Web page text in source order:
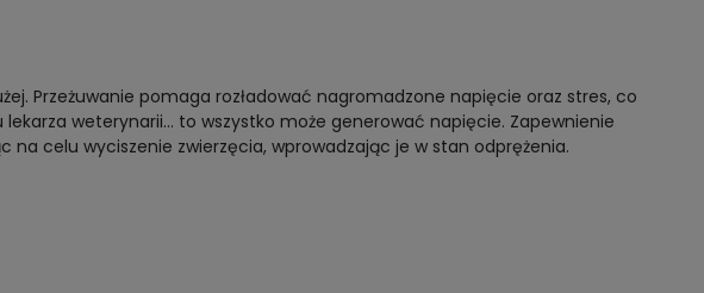
Przeżuwanie pomaga rozładować nagromadzone napięcie oraz stres, co
weterynarii… to wszystko może generować napięcie. Zapewnienie
celu wyciszenie zwierzęcia, wprowadzając je w stan odprężenia.